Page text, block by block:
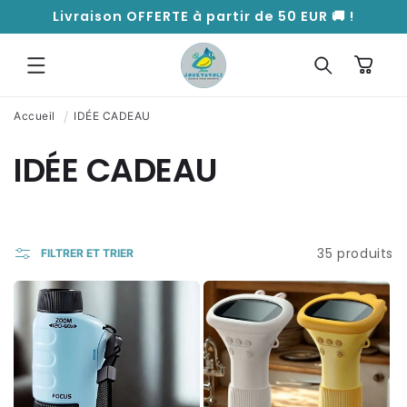
PASSER
AU
Livraison OFFERTE à partir de 50 EUR 🚚 !
Panier
Accueil IDÉE CADEAU
C
l
l
e
IDÉE CADEAU
FILTRER ET TRIER 35 produits